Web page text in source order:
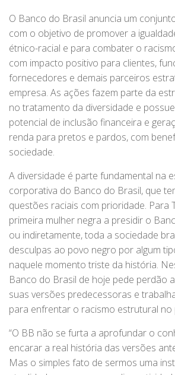
O Banco do Brasil anuncia um
com o objetivo de promover a
étnico-racial e para combater o
com impacto positivo para clientes,
fornecedores e demais parceiros
empresa. As ações fazem parte da
no tratamento da diversidade e
potencial de inclusão financeira e
renda para pretos e pardos, com
sociedade.
A diversidade é parte fundamental na
corporativa do Banco do Brasil, que
questões raciais com prioridade. Para
primeira mulher negra a presidir o
ou indiretamente, toda a sociedade
desculpas ao povo negro por algum
naquele momento triste da história.
Banco do Brasil de hoje pede perdão
suas versões predecessoras e
para enfrentar o racismo estrutural no
“O BB não se furta a aprofundar o
encarar a real história das versões
Mas o simples fato de sermos uma